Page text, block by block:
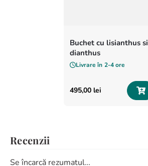
Buchet cu lisianthus si
dianthus
Livrare în 2-4 ore
495,00 lei
Recenzii
Se încarcă rezumatul…